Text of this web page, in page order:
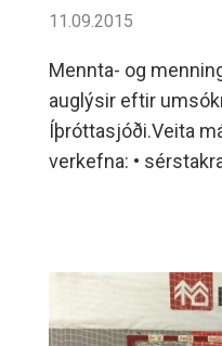
11.09.2015
Mennta- og
auglýsir eftir
Íþróttasjóði.Veita
verkefna: •
íþróttarannsókna •